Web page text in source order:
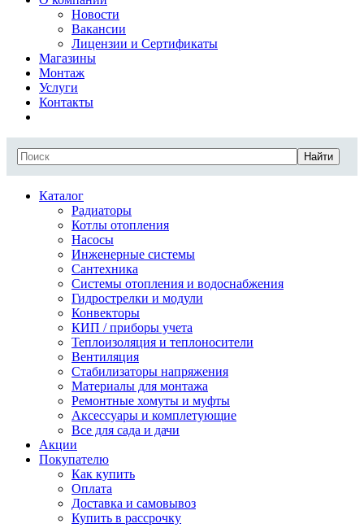
Новости
Вакансии
Лицензии и Сертификаты
Магазины
Монтаж
Услуги
Контакты
Найти
Каталог
Радиаторы
Котлы отопления
Насосы
Инженерные системы
Сантехника
Системы отопления и водоснабжения
Гидрострелки и модули
Конвекторы
КИП / приборы учета
Теплоизоляция и теплоносители
Вентиляция
Стабилизаторы напряжения
Материалы для монтажа
Ремонтные хомуты и муфты
Аксессуары и комплетующие
Все для сада и дачи
Акции
Покупателю
Как купить
Оплата
Доставка и самовывоз
Купить в рассрочку